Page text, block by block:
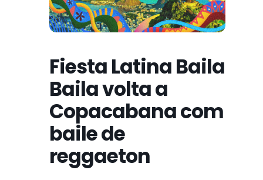
Fiesta Latina Baila
Baila volta a
Copacabana com
baile de
reggaeton